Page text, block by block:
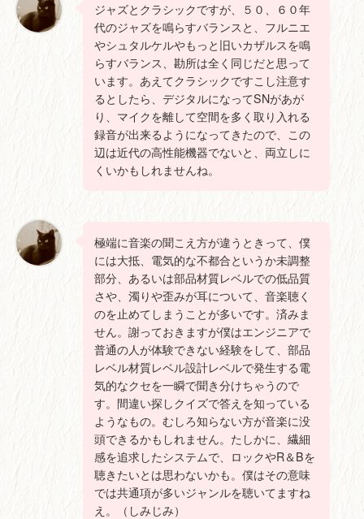
ジャズとクラシックですが、５０、６０年
代のジャズを鳴らすバランスと、フルニエ
やシュタルケルやもっと旧いカザルスを鳴
らすバランス、勘所は全く同じだと思って
います。あえてクラシックですこし注意す
るとしたら、デジタルになってSNがあが
り、マイクを離して空間を多く取り入れる
録音が出来るようになってきたので、この
辺は近代の高性能機器でないと、両立しに
くいかもしれませんね。
極端に音楽の聞こえ方が違うときって、僕
には大抵、電気的な不都合というか未調整
部分、あるいは部品材質レベルでの低品質
さや、濁りや歪みが耳について、音楽聴く
のを止めてしまうことが多いです。済みま
せん。謝っておきますが僕はエンジニアで
普通の人が体験できない経験をして、部品
レベル材質レベル設計レベルで発生する電
気的なクセを一瞬で聞き分けちゃうので
す。間違い探しクイズで答えを知っている
ようなもの。むしろ知らない方が音楽に没
頭できるかもしれません。たしかに、繊細
感を追求したシステムで、ロックやR＆Bを
聴きたいとは思わないかも。僕はその意味
では共通項が多いジャンルを聴いてますね
え。（しみじみ）